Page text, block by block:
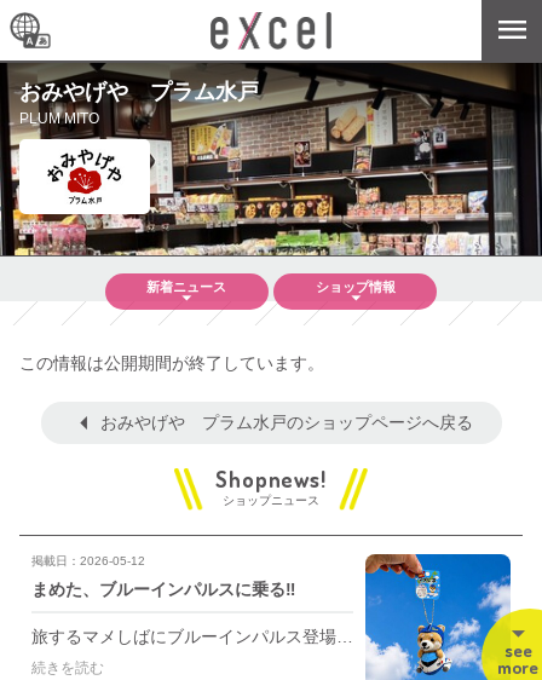
おみやげや プラム水戸
PLUM MITO
新着ニュース ショップ情報
この情報は公開期間が終了しています。
おみやげや プラム水戸のショップページへ戻る
ショップニュース
掲載日：2026-05-12
まめた、ブルーインパルスに乗る‼️
旅するマメしばにブルーインパルス登場‼️ 今日は快晴、飛行日和です🌞 大空に舞うまめた、カッコいいでしょ💙 他にも青と赤の飛行機バージョンも。 ぜひコレクションに加えてくださいね😊 ◯まめた✖️ブルーインパルス 1,540円 ◯まめた✖️飛行機 各1,100円 #旅するマメしば #まめた #ブルーインパルス
続きを読む
see
more